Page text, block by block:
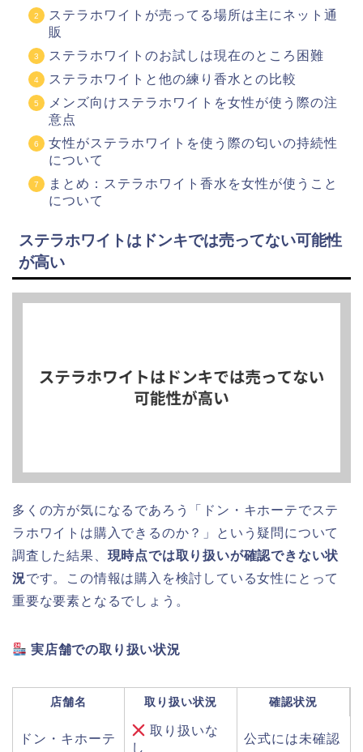
ステラホワイトが売ってる場所は主にネット通
販
ステラホワイトのお試しは現在のところ困難
ステラホワイトと他の練り香水との比較
メンズ向けステラホワイトを女性が使う際の注
意点
女性がステラホワイトを使う際の匂いの持続性
について
まとめ：ステラホワイト香水を女性が使うこと
について
ステラホワイトはドンキでは売ってない可能性
が高い
多くの方が気になるであろう「ドン・キホーテでステ
ラホワイトは購入できるのか？」という疑問について
調査した結果、 現時点では取り扱いが確認できない状
況です。この情報は購入を検討している女性にとって
重要な要素となるでしょう。
実店舗での取り扱い状況
店舗名 取り扱い状況 確認状況
ドン・キホーテ
取り扱いな
し
公式には未確認